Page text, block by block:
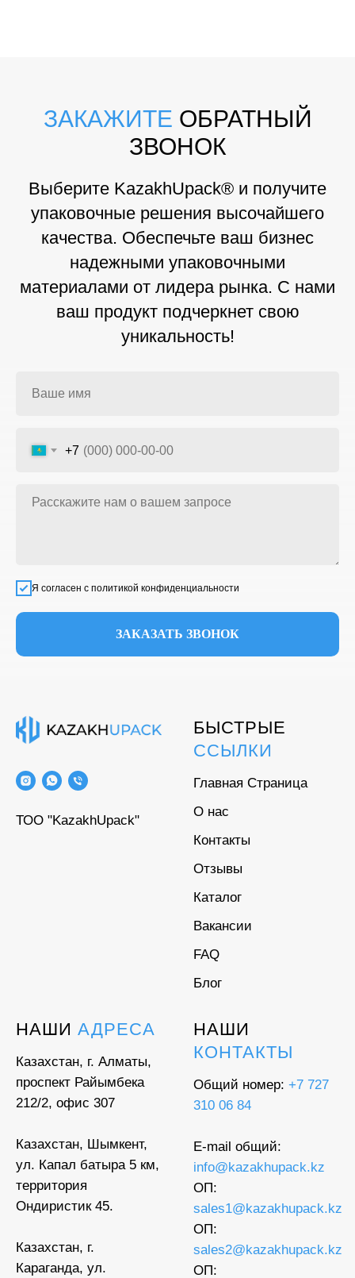
ЗАКАЖИТЕ ОБРАТНЫЙ
ЗВОНОК
Выберите KazakhUpack® и получите
упаковочные решения высочайшего
качества. Обеспечьте ваш бизнес
надежными упаковочными
материалами от лидера рынка. С нами
ваш продукт подчеркнет свою
уникальность!
+7
Я согласен с политикой конфиденциальности
ЗАКАЗАТЬ ЗВОНОК
ТОО "KazakhUpack"
БЫСТРЫЕ
ССЫЛКИ
Главная Страница
О нас
Контакты
Отзывы
Каталог
Вакансии
FAQ
Блог
НАШИ АДРЕСА
Казахстан, г. Алматы,
проспект Райымбека
212/2, офис 307
Казахстан, Шымкент,
ул. Капал батыра 5 км,
территория
Ондиристик 45.
Казахстан, г.
Караганда, ул.
НАШИ
КОНТАКТЫ
Общий номер: +7 727
310 06 84
E-mail общий:
info@kazakhupack.kz
ОП:
sales1@kazakhupack.kz
ОП:
sales2@kazakhupack.kz
ОП: